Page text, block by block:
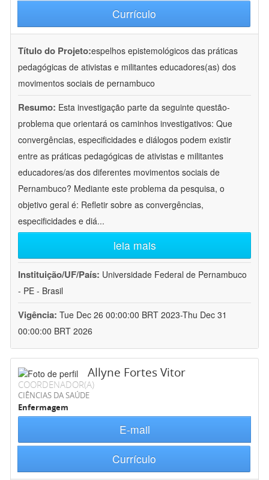
Currículo
Título do Projeto:espelhos epistemológicos das práticas
pedagógicas de ativistas e militantes educadores(as) dos
movimentos sociais de pernambuco
Resumo: Esta investigação parte da seguinte questão-
problema que orientará os caminhos investigativos: Que
convergências, especificidades e diálogos podem existir
entre as práticas pedagógicas de ativistas e militantes
educadores/as dos diferentes movimentos sociais de
Pernambuco? Mediante este problema da pesquisa, o
objetivo geral é: Refletir sobre as convergências,
especificidades e diá...
leia mais
Instituição/UF/País: Universidade Federal de Pernambuco
- PE - Brasil
Vigência: Tue Dec 26 00:00:00 BRT 2023-Thu Dec 31
00:00:00 BRT 2026
Allyne Fortes Vitor
COORDENADOR(A)
CIÊNCIAS DA SAÚDE
Enfermagem
E-mail
Currículo